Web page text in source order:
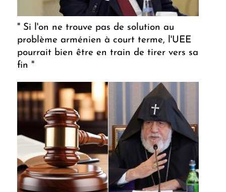
" Si l'on ne trouve pas de solution au
problème arménien à court terme, l'UEE
pourrait bien être en train de tirer vers sa
fin "